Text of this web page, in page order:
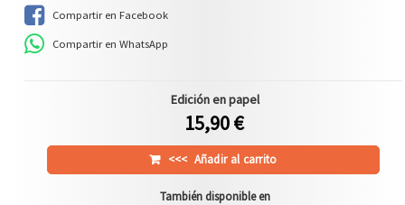
Compartir en Facebook
Compartir en WhatsApp
Edición en papel
15,90 €
<<< Añadir al carrito
También disponible en